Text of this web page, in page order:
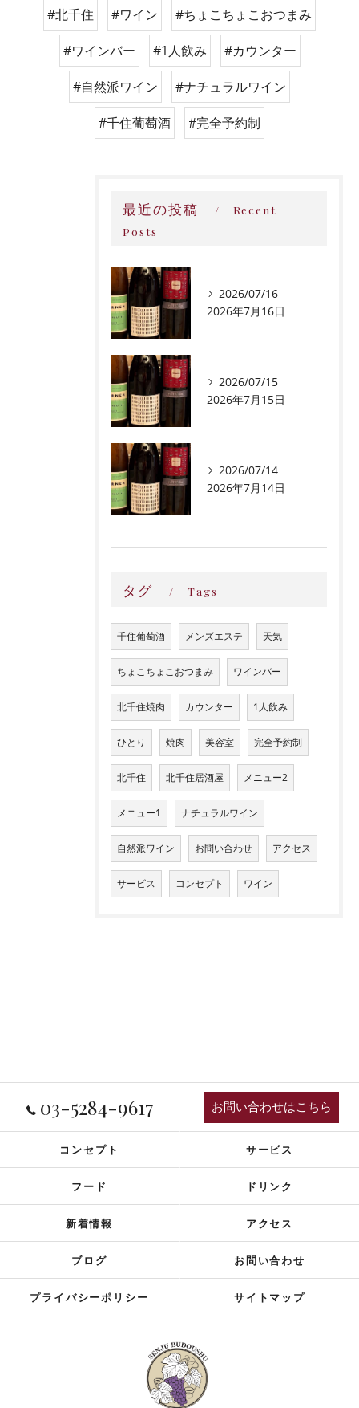
#北千住 #ワイン #ちょこちょこおつまみ
#ワインバー #1人飲み #カウンター
#自然派ワイン #ナチュラルワイン
#千住葡萄酒 #完全予約制
最近の投稿
Recent
Posts
2026/07/16
2026年7月16日
2026/07/15
2026年7月15日
2026/07/14
2026年7月14日
タグ Tags
千住葡萄酒 メンズエステ 天気
ちょこちょこおつまみ ワインバー
北千住焼肉 カウンター 1人飲み
ひとり 焼肉 美容室 完全予約制
北千住 北千住居酒屋 メニュー2
メニュー1 ナチュラルワイン
自然派ワイン お問い合わせ アクセス
サービス コンセプト ワイン
03-5284-9617 お問い合わせはこちら
コンセプト サービス
フード ドリンク
新着情報 アクセス
ブログ お問い合わせ
プライバシーポリシー サイトマップ